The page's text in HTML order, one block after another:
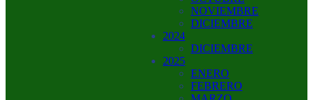
NOVIEMBRE
DICIEMBRE
2024
DICIEMBRE
2025
ENERO
FEBRERO